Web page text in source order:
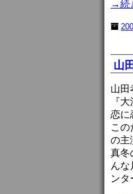
→続
山
山田
『
恋に
この
の主
真冬
ん
ンタ